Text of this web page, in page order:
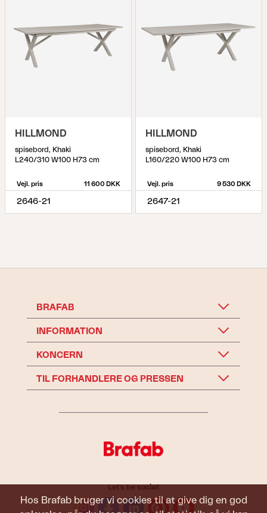
Hos Brafab bruger vi cookies til at give dig en god
HILLMOND
spisebord, Khaki
L240/310 W100 H73 cm
Vejl. pris 11 600 DKK
2646-21
HILLMOND
spisebord, Khaki
L160/220 W100 H73 cm
Vejl. pris 9 530 DKK
2647-21
BRAFAB
INFORMATION
KONCERN
TIL FORHANDLERE OG PRESSEN
Let's be social!